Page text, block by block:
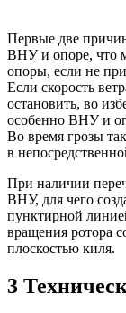
Первые две
ВНУи опоре, что
опоры, если не
Если скорость
остановить, во
особенно ВНУи
Во время грозы
в
При наличии
ВНУ, для чего
пунктирной
вращения ротора
плоскостью киля.
3